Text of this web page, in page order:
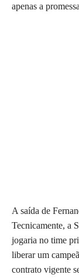
apenas a
A saída de
Tecnicamente, a
jogaria no time
liberar um
contrato vigente